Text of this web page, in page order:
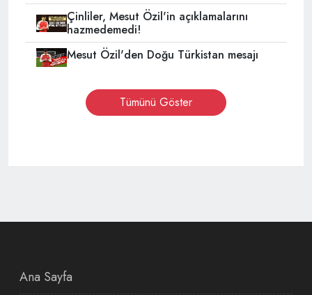
Çinliler, Mesut Özil'in açıklamalarını
hazmedemedi!
Mesut Özil'den Doğu Türkistan mesajı
Tümünü Göster
Ana Sayfa